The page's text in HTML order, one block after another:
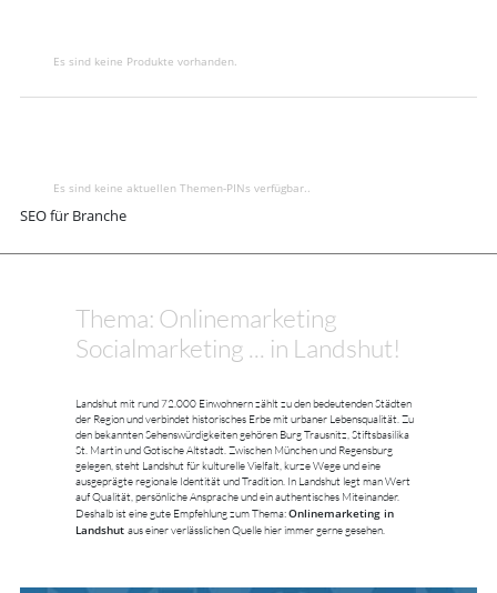
Es sind keine Produkte vorhanden.
Es sind keine aktuellen Themen-PINs verfügbar..
SEO für Branche
Thema: Onlinemarketing
Socialmarketing ... in Landshut!
Landshut mit rund 72.000 Einwohnern zählt zu den bedeutenden Städten
der Region und verbindet historisches Erbe mit urbaner Lebensqualität. Zu
den bekannten Sehenswürdigkeiten gehören Burg Trausnitz, Stiftsbasilika
St. Martin und Gotische Altstadt. Zwischen München und Regensburg
gelegen, steht Landshut für kulturelle Vielfalt, kurze Wege und eine
ausgeprägte regionale Identität und Tradition. In Landshut legt man Wert
auf Qualität, persönliche Ansprache und ein authentisches Miteinander.
Deshalb ist eine gute Empfehlung zum Thema:Onlinemarketing in
Landshut aus einer verlässlichen Quelle hier immer gerne gesehen.